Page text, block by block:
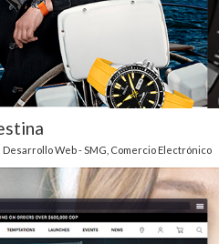
Web - SMG Comercio Electrónico